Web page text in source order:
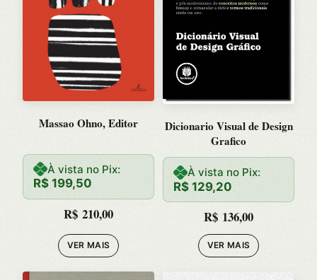
Massao Ohno, Editor
À vista no Pix:
R$ 199,50
R$ 210,00
VER MAIS
Dicionario Visual de Design
Grafico
À vista no Pix:
R$ 129,20
R$ 136,00
VER MAIS